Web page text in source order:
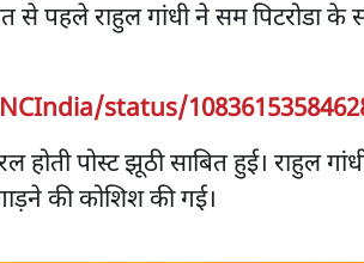
पहले राहुल गांधी ने सम पिटरोडा के
status/
होती पोस्ट झूठी साबित हुई। राहुल
की कोशिश की गई।